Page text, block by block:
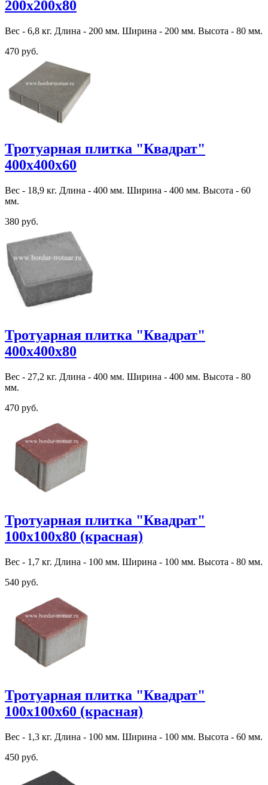
200х200х80
Вес - 6,8 кг. Длина - 200 мм. Ширина - 200 мм. Высота - 80 мм.
470 руб.
Тротуарная плитка "Квадрат"
400х400х60
Вес - 18,9 кг. Длина - 400 мм. Ширина - 400 мм. Высота - 60
мм.
380 руб.
Тротуарная плитка "Квадрат"
400х400х80
Вес - 27,2 кг. Длина - 400 мм. Ширина - 400 мм. Высота - 80
мм.
470 руб.
Тротуарная плитка "Квадрат"
100х100х80 (красная)
Вес - 1,7 кг. Длина - 100 мм. Ширина - 100 мм. Высота - 80 мм.
540 руб.
Тротуарная плитка "Квадрат"
100х100х60 (красная)
Вес - 1,3 кг. Длина - 100 мм. Ширина - 100 мм. Высота - 60 мм.
450 руб.